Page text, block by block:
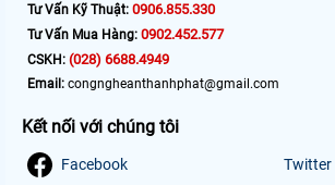
Tư Vấn Kỹ Thuật: 0906.855.330
Tư Vấn Mua Hàng: 0902.452.577
CSKH: (028) 6688.4949
Email: congngheanthanhphat@gmail.com
Kết nối với chúng tôi
Facebook Twitter